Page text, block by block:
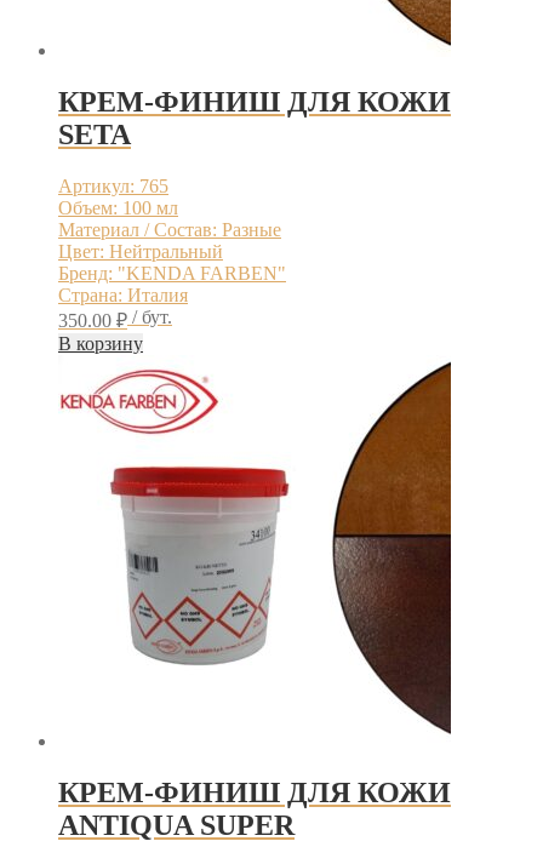
КРЕМ-ФИНИШ ДЛЯ КОЖИ
SETA
Артикул: 765
Объем: 100 мл
Материал / Состав: Разные
Цвет: Нейтральный
Бренд: "KENDA FARBEN"
Страна: Италия
350.00 ₽ / бут.
В корзину
КРЕМ-ФИНИШ ДЛЯ КОЖИ
ANTIQUA SUPER